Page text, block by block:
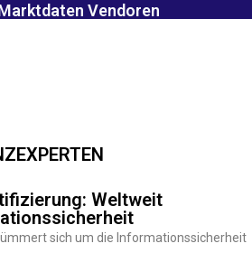
Vendoren
Weltweit
sich um die Informationssicherheit